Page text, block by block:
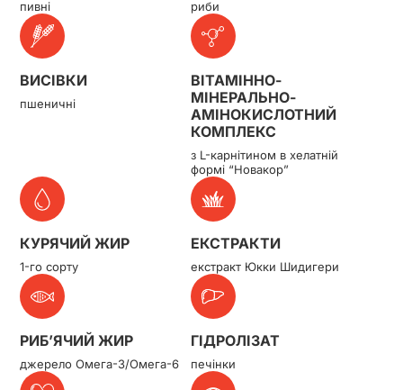
пивні риби
ВИСІВКИ
пшеничні
ВІТАМІННО-
МІНЕРАЛЬНО-
АМІНОКИСЛОТНИЙ
КОМПЛЕКС
з L-карнітином в хелатній
формі “Новакор”
КУРЯЧИЙ ЖИР
1-го сорту
ЕКСТРАКТИ
екстракт Юкки Шидигери
РИБ’ЯЧИЙ ЖИР
джерело Омега-3/Омега-6
ГІДРОЛІЗАТ
печінки